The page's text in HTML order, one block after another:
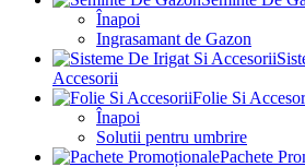
Înapoi
Ingrasamant de Gazon
Accesorii
Folie Si
Înapoi
Solutii pentru umbrire
Pachete